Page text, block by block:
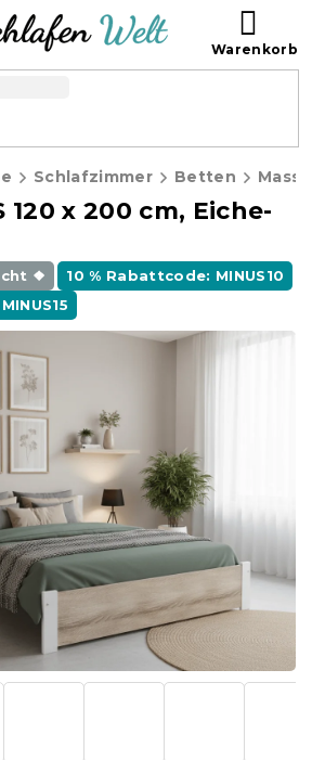
Schlafzimmer Betten
120 x 200 cm, Eiche-
❖
10 % Rabattcode: MINUS10